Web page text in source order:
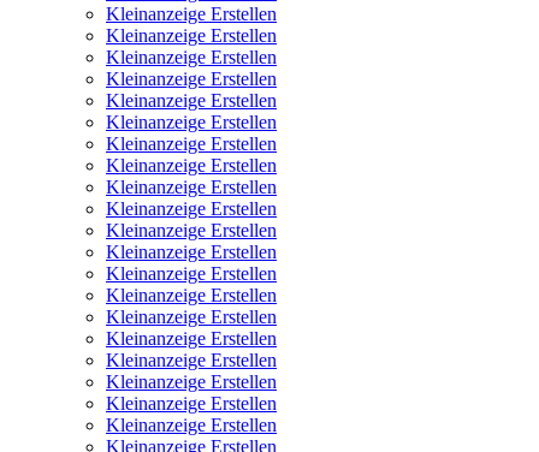
Kleinanzeige Erstellen
Kleinanzeige Erstellen
Kleinanzeige Erstellen
Kleinanzeige Erstellen
Kleinanzeige Erstellen
Kleinanzeige Erstellen
Kleinanzeige Erstellen
Kleinanzeige Erstellen
Kleinanzeige Erstellen
Kleinanzeige Erstellen
Kleinanzeige Erstellen
Kleinanzeige Erstellen
Kleinanzeige Erstellen
Kleinanzeige Erstellen
Kleinanzeige Erstellen
Kleinanzeige Erstellen
Kleinanzeige Erstellen
Kleinanzeige Erstellen
Kleinanzeige Erstellen
Kleinanzeige Erstellen
Kleinanzeige Erstellen